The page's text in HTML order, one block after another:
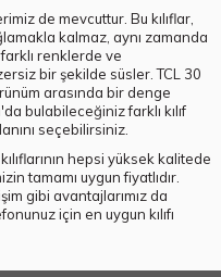
de mevcuttur. Bu kılıflar,
kalmaz, aynı zamanda
farklı renklerde ve
bir şekilde süsler. TCL 30
arasında bir denge
bulabileceğiniz farklı kılıf
seçebilirsiniz.
hepsi yüksek kalitede
tamamı uygun fiyatlıdır.
gibi avantajlarımız da
için en uygun kılıfı